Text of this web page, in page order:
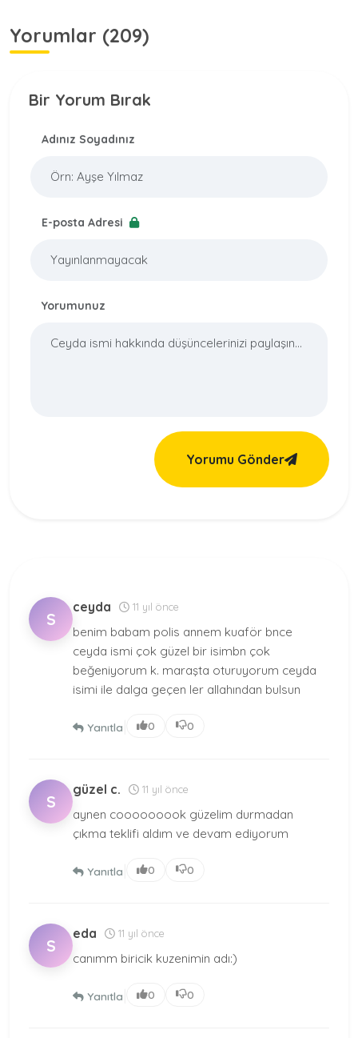
Yorumlar (209)
Bir Yorum Bırak
Adınız Soyadınız
E-posta Adresi
Yorumunuz
Yorumu Gönder
S
ceyda 11 yıl önce
benim babam polis annem kuaför bnce
ceyda ismi çok güzel bir isimbn çok
beğeniyorum k. maraşta oturuyorum ceyda
isimi ile dalga geçen ler allahından bulsun
Yanıtla 0 0
S
güzel c. 11 yıl önce
aynen cooooooook güzelim durmadan
çıkma teklifi aldım ve devam ediyorum
Yanıtla 0 0
S
eda 11 yıl önce
canımm biricik kuzenimin adı:)
Yanıtla 0 0